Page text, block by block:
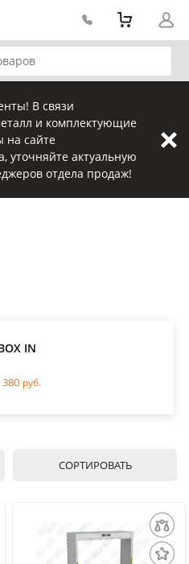
В связи
и комплектующие
на сайте
уточняйте актуальную
отдела продаж!
IN
380 руб.
СОРТИРОВАТЬ